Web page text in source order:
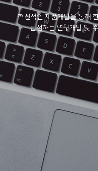
혁신적인 제품개발을 통해
선점하는 연구개발 및